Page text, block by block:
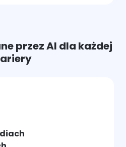
przez AI dla każdej